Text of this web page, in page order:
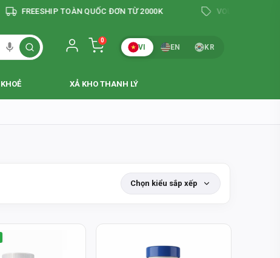
FREESHIP TOÀN QUỐC ĐƠN TỪ 2000K VOUCHER GIẢM TỚI
0
VI EN KR
XẢ KHO THANH LÝ
Chọn kiểu sắp xếp